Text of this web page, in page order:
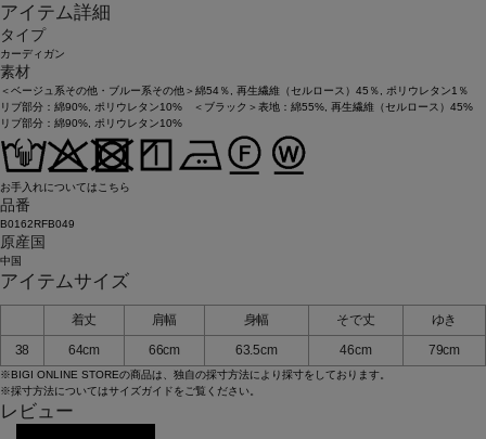
アイテム詳細
タイプ
カーディガン
素材
＜ベージュ系その他・ブルー系その他＞綿54％, 再生繊維（セルロース）45％, ポリウレタン1％
リブ部分：綿90%, ポリウレタン10% ＜ブラック＞表地：綿55%, 再生繊維（セルロース）45%
リブ部分：綿90%, ポリウレタン10%
お手入れについてはこちら
品番
B0162RFB049
原産国
中国
アイテムサイズ
着丈 肩幅 身幅 そで丈
ゆき
38
64cm 66cm 63.5cm 46cm 79cm
※BIGI ONLINE STOREの商品は、独自の採寸方法により採寸をしております。
※採寸方法についてはサイズガイドをご覧ください。
レビュー